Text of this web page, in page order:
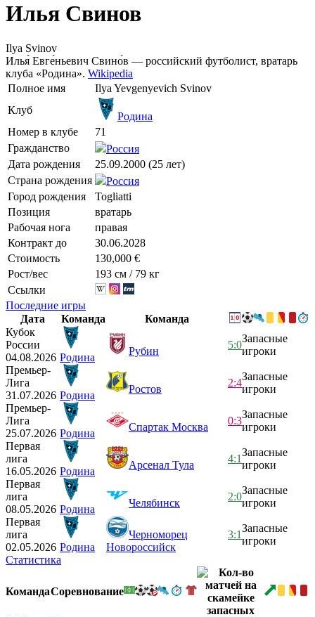
Илья Свинов
Ilya Svinov
Илья́ Евге́ньевич Свино́в — российский футболист, вратарь
клуба «Родина». Wikipedia
Полное имя
Ilya Yevgenyevich Svinov
Клуб
Родина
Номер в клубе
71
Гражданство
Россия
Дата рождения
25.09.2000 (25 лет)
Страна рождения
Россия
Город рождения
Togliatti
Позиция
вратарь
Рабочая нога
правая
Контракт до
30.06.2028
Стоимость
130,000 €
Рост/вес
193 см / 79 кг
Ссылки
Последние игры
Дата
Команда
Команда
Кубок
России
04.08.2026 Родина
Рубин
5:0
Запасные
игроки
Премьер-
Лига
31.07.2026 Родина
Ростов
2:4
Запасные
игроки
Премьер-
Лига
25.07.2026 Родина
Спартак Москва
0:3
Запасные
игроки
Первая
лига
16.05.2026 Родина
Арсенал Тула
4:1
Запасные
игроки
Первая
лига
08.05.2026 Родина
Челябинск
2:0
Запасные
игроки
Первая
лига
02.05.2026 Родина
Черноморец
Новороссийск
3:1
Запасные
игроки
Статистика
КомандаСоревнование